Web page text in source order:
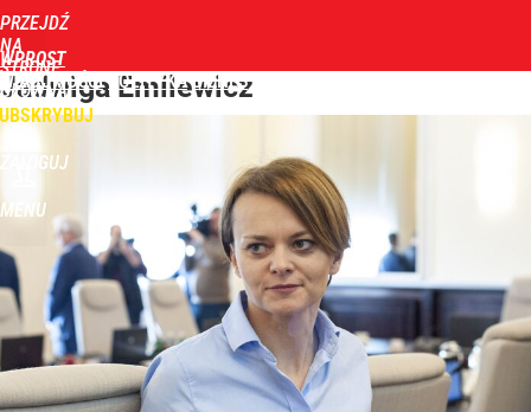
PRZEJDŹ
NA
STRONĘ
GŁÓWNĄ
WPROST
WIADOMOŚCI POLITYKA BIZNES
ZALOGUJ
MENU
Jadwiga Emilewicz